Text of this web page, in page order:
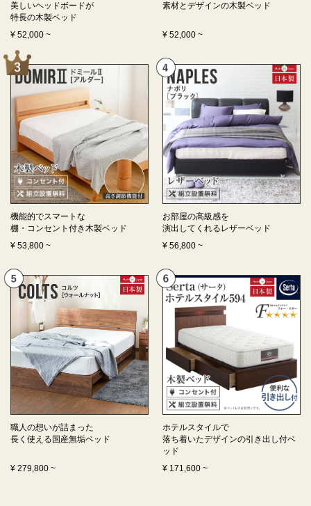
美しいヘッドボードが
特長の木製ベッド
¥ 52,000 ~
素材とデザインの木製ベッド
¥ 52,000 ~
機能的でスマートな
棚・コンセント付き木製ベッド
¥ 53,800 ~
お部屋の高級感を
演出してくれるレザーベッド
¥ 56,800 ~
職人の想いが詰まった
長く使える 国産無垢ベッド
¥ 279,800 ~
ホテルスタイルで
落ち着いたデザインの引き出し付ベ
ッド
¥ 171,600 ~